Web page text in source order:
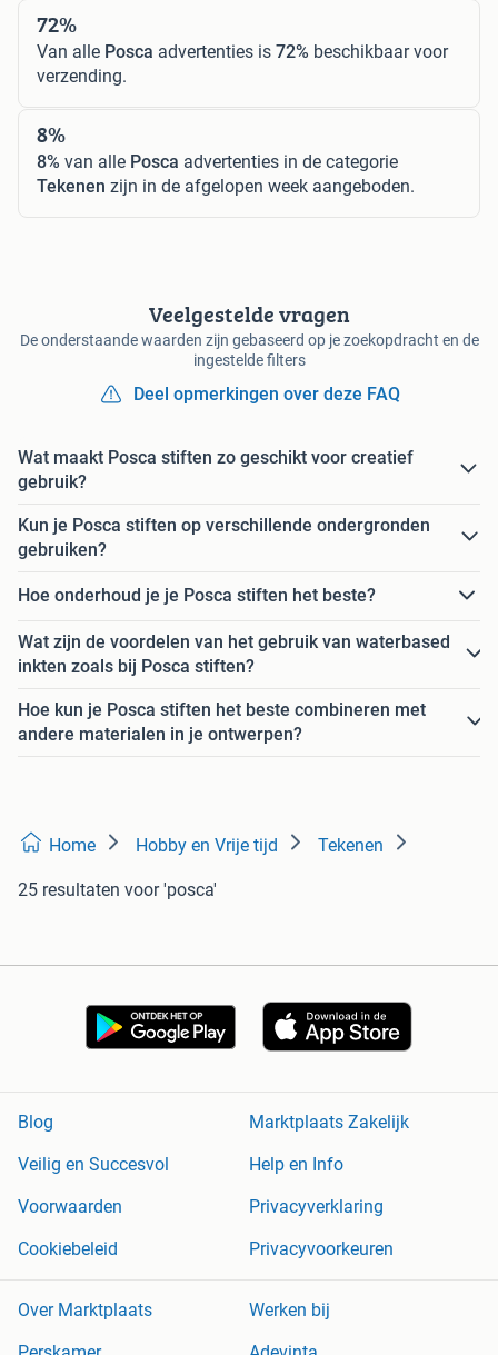
72%
Van alle Posca advertenties is 72% beschikbaar voor
verzending.
8%
8% van alle Posca advertenties in de categorie
Tekenen zijn in de afgelopen week aangeboden.
Veelgestelde vragen
De onderstaande waarden zijn gebaseerd op je zoekopdracht en de
ingestelde filters
Deel opmerkingen over deze FAQ
Wat maakt Posca stiften zo geschikt voor creatief
gebruik?
Kun je Posca stiften op verschillende ondergronden
gebruiken?
Hoe onderhoud je je Posca stiften het beste?
Wat zijn de voordelen van het gebruik van waterbased
inkten zoals bij Posca stiften?
Hoe kun je Posca stiften het beste combineren met
andere materialen in je ontwerpen?
Home Hobby en Vrije tijd Tekenen
25 resultaten voor 'posca'
Blog
Marktplaats Zakelijk
Veilig en Succesvol
Help en Info
Voorwaarden
Privacyverklaring
Cookiebeleid
Privacyvoorkeuren
Over Marktplaats
Werken bij